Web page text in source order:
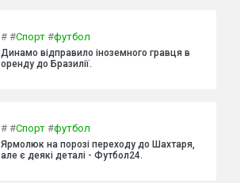
# #Спорт #футбол
Динамо відправило іноземного гравця в
оренду до Бразилії.
# #Спорт #футбол
Ярмолюк на порозі переходу до Шахтаря,
але є деякі деталі - Футбол24.